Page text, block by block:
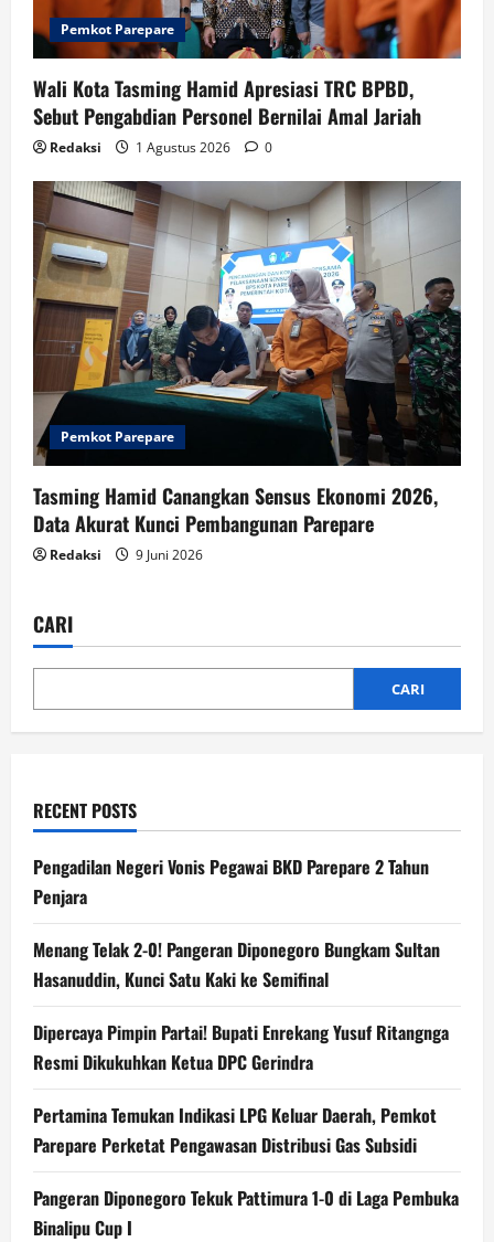
Pemkot Parepare
Wali Kota Tasming Hamid Apresiasi TRC BPBD,
Sebut Pengabdian Personel Bernilai Amal Jariah
Redaksi 1 Agustus 2026 0
Pemkot Parepare
Tasming Hamid Canangkan Sensus Ekonomi 2026,
Data Akurat Kunci Pembangunan Parepare
Redaksi 9 Juni 2026
CARI
CARI
RECENT POSTS
Pengadilan Negeri Vonis Pegawai BKD Parepare 2 Tahun
Penjara
Menang Telak 2-0! Pangeran Diponegoro Bungkam Sultan
Hasanuddin, Kunci Satu Kaki ke Semifinal
Dipercaya Pimpin Partai! Bupati Enrekang Yusuf Ritangnga
Resmi Dikukuhkan Ketua DPC Gerindra
Pertamina Temukan Indikasi LPG Keluar Daerah, Pemkot
Parepare Perketat Pengawasan Distribusi Gas Subsidi
Pangeran Diponegoro Tekuk Pattimura 1-0 di Laga Pembuka
Binalipu Cup I